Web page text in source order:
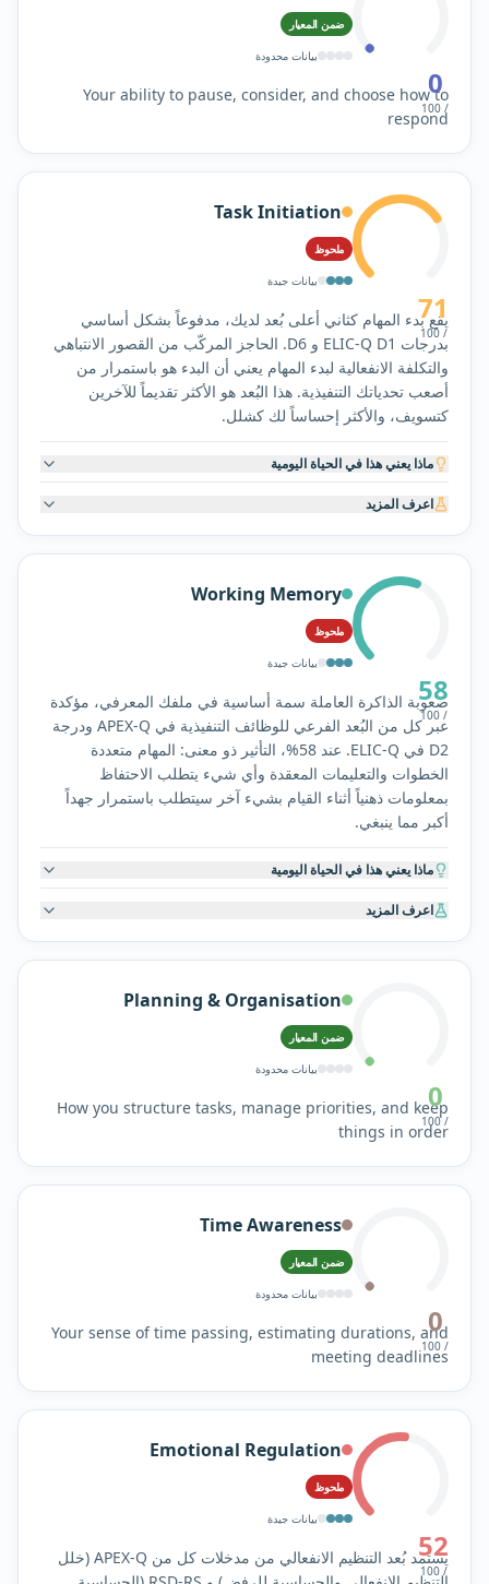
0
/ 100
ضمن المعيار
بيانات محدودة
Your ability to pause, consider, and choose how to
respond
71
/ 100
Task Initiation
ملحوظ
بيانات جيدة
يقع بدء المهام كثاني أعلى بُعد لديك، مدفوعاً بشكل أساسي
بدرجات ELIC-Q D1 و D6. الحاجز المركّب من القصور الانتباهي
والتكلفة الانفعالية لبدء المهام يعني أن البدء هو باستمرار من
أصعب تحدياتك التنفيذية. هذا البُعد هو الأكثر تقديماً للآخرين
كتسويف، والأكثر إحساساً لك كشلل.
ماذا يعني هذا في الحياة اليومية
اعرف المزيد
58
/ 100
Working Memory
ملحوظ
بيانات جيدة
صعوبة الذاكرة العاملة سمة أساسية في ملفك المعرفي، مؤكدة
عبر كل من البُعد الفرعي للوظائف التنفيذية في APEX-Q ودرجة
D2 في ELIC-Q. عند 58%، التأثير ذو معنى: المهام متعددة
الخطوات والتعليمات المعقدة وأي شيء يتطلب الاحتفاظ
بمعلومات ذهنياً أثناء القيام بشيء آخر سيتطلب باستمرار جهداً
أكبر مما ينبغي.
ماذا يعني هذا في الحياة اليومية
اعرف المزيد
0
/ 100
Planning & Organisation
ضمن المعيار
بيانات محدودة
How you structure tasks, manage priorities, and keep
things in order
0
/ 100
Time Awareness
ضمن المعيار
بيانات محدودة
Your sense of time passing, estimating durations, and
meeting deadlines
52
/ 100
Emotional Regulation
ملحوظ
بيانات جيدة
يستمد بُعد التنظيم الانفعالي من مدخلات كل من APEX-Q (خلل